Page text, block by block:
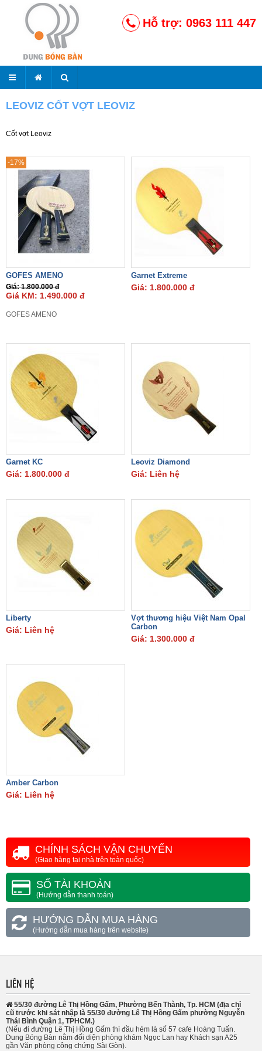
Hỗ trợ: 0963 111 447
LEOVIZ CỐT VỢT LEOVIZ
Cốt vợt Leoviz
-17%
GOFES AMENO
Giá: 1.800.000 đ
Giá KM: 1.490.000 đ
GOFES AMENO
Garnet Extreme
Giá: 1.800.000 đ
Garnet KC
Giá: 1.800.000 đ
Leoviz Diamond
Giá: Liên hệ
Liberty
Giá: Liên hệ
Vợt thương hiệu Việt Nam Opal
Carbon
Giá: 1.300.000 đ
Amber Carbon
Giá: Liên hệ
CHÍNH SÁCH VẬN CHUYỂN
(Giao hàng tại nhà trên toàn quốc)
SỐ TÀI KHOẢN
(Hướng dẫn thanh toán)
HƯỚNG DẪN MUA HÀNG
(Hướng dẫn mua hàng trên website)
LIÊN HỆ
55/30 đường Lê Thị Hồng Gấm, Phường Bến Thành, Tp. HCM (địa chỉ
cũ trước khi sát nhập là 55/30 đường Lê Thị Hồng Gấm phường Nguyễn
Thái Bình Quận 1, TPHCM.)
(Nếu đi đường Lê Thị Hồng Gấm thì đầu hẻm là số 57 cafe Hoàng Tuấn.
Dung Bóng Bàn nằm đối diện phòng khám Ngọc Lan hay Khách sạn A25
gần Văn phòng công chứng Sài Gòn).